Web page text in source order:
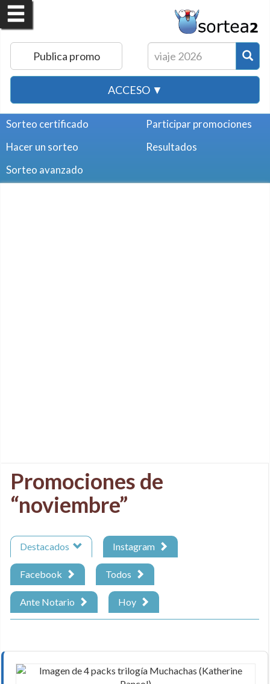
Publica promo
ACCESO ▼
Sorteo certificado
Hacer un sorteo
Sorteo avanzado
Participar promociones
Resultados
Promociones de
“noviembre”
Destacados Instagram
Facebook Todos
Ante Notario Hoy